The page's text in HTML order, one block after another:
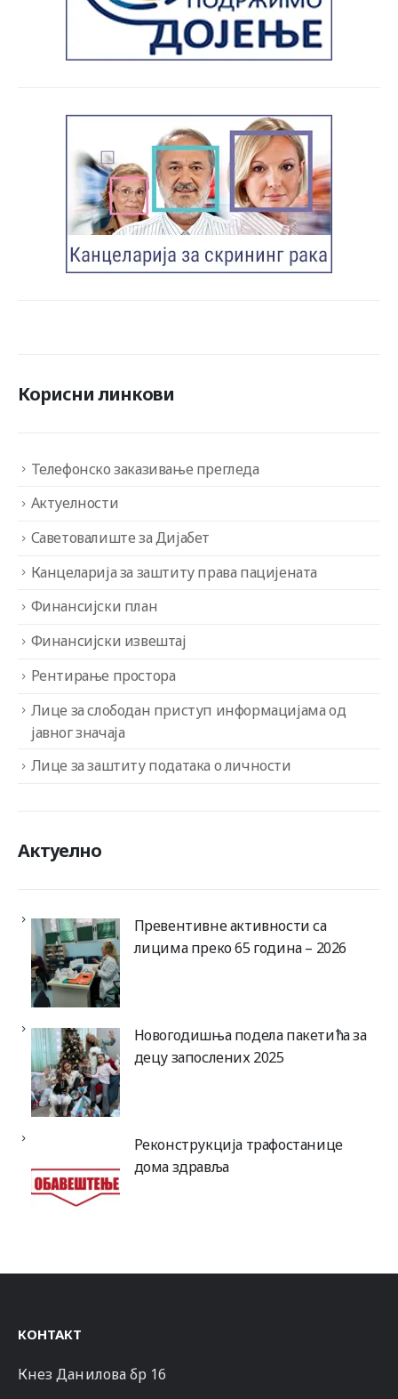
Корисни линкови
Телефонско заказивање прегледа
Актуелности
Саветовалиште за Дијабет
Канцеларија за заштиту права пацијената
Финансијски план
Финансијски извештај
Рентирање простора
Лице за слободан приступ информацијама од
јавног значаја
Лице за заштиту података о личности
Актуелно
Превентивне активности са
лицима преко 65 година – 2026
Новогодишња подела пакетића за
децу запослених 2025
Реконструкција трафостанице
дома здравља
КОНТАКТ
Кнез Данилова бр 16